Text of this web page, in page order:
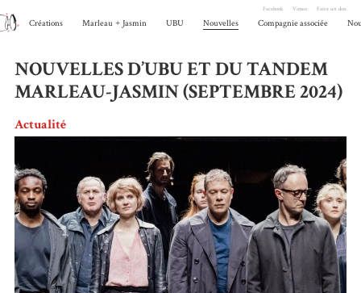
Créations Marleau + Jasmin UBU Nouvelles Compagnie associée
Facebook Vimeo Faire un don
NOUVELLES D’UBU ET DU TANDEM
MARLEAU-JASMIN (SEPTEMBRE 2024)
Actualité